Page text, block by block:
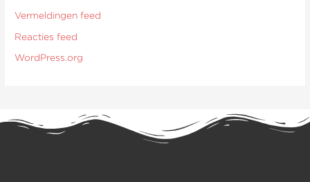
Vermeldingen feed
Reacties feed
WordPress.org